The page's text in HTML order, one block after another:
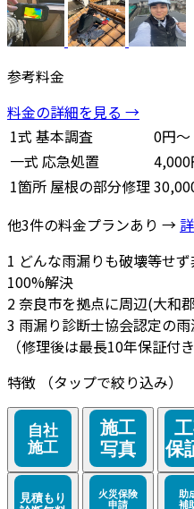
参考料金
料金の詳細を見る →
1式 基本調査
0円～
一式 応急処置
1箇所 屋根の部分修理
他3件の料金プランあり →
1 どんな雨漏りも破壊等せ
100%解決
2奈良市を拠点に周辺(大和
3 雨漏り診断士協会認定の
（修理後は最長10年保証付き
特徴
（タップで絞り込み）